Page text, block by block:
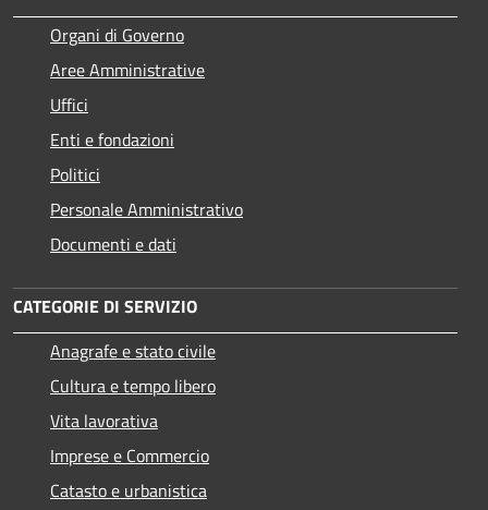
Organi di Governo
Aree Amministrative
Uffici
Enti e fondazioni
Politici
Personale Amministrativo
Documenti e dati
CATEGORIE DI SERVIZIO
Anagrafe e stato civile
Cultura e tempo libero
Vita lavorativa
Imprese e Commercio
Catasto e urbanistica